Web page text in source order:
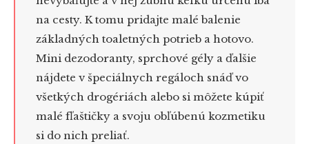
na cesty. K tomu pridajte malé balenie
základných toaletných potrieb a hotovo.
Mini dezodoranty, sprchové gély a ďalšie
nájdete v špeciálnych regáloch snáď vo
všetkých drogériách alebo si môžete kúpiť
malé fľaštičky a svoju obľúbenú kozmetiku
si do nich preliať.